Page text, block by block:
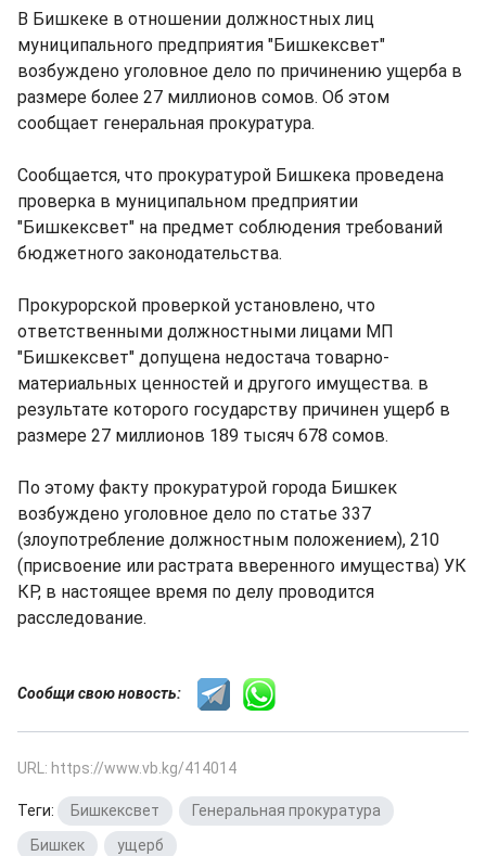
В Бишкеке в отношении должностных лиц
муниципального предприятия "Бишкексвет"
возбуждено уголовное дело по причинению ущерба в
размере более 27 миллионов сомов. Об этом
сообщает генеральная прокуратура.
Сообщается, что прокуратурой Бишкека проведена
проверка в муниципальном предприятии
"Бишкексвет" на предмет соблюдения требований
бюджетного законодательства.
Прокурорской проверкой установлено, что
ответственными должностными лицами МП
"Бишкексвет" допущена недостача товарно-
материальных ценностей и другого имущества. в
результате которого государству причинен ущерб в
размере 27 миллионов 189 тысяч 678 сомов.
По этому факту прокуратурой города Бишкек
возбуждено уголовное дело по статье 337
(злоупотребление должностным положением), 210
(присвоение или растрата вверенного имущества) УК
КР, в настоящее время по делу проводится
расследование.
Сообщи свою новость:
URL: https://www.vb.kg/414014
Теги: Бишкексвет Генеральная прокуратура
Бишкек
ущерб